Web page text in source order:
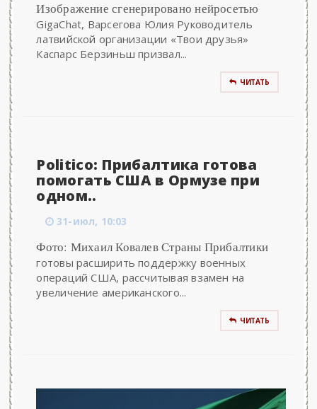
Изображение сгенерировано нейросетью
GigaChat, Варсегова Юлия Руководитель
латвийской организации «Твои друзья»
Каспарс Берзиньш призвал...
ЧИТАТЬ
Politico: Прибалтика готова
помогать США в Ормузе при
одном..
31-июл, 10:03
Фото: Михаил Ковалев Страны Прибалтики
готовы расширить поддержку военных
операций США, рассчитывая взамен на
увеличение американского...
ЧИТАТЬ